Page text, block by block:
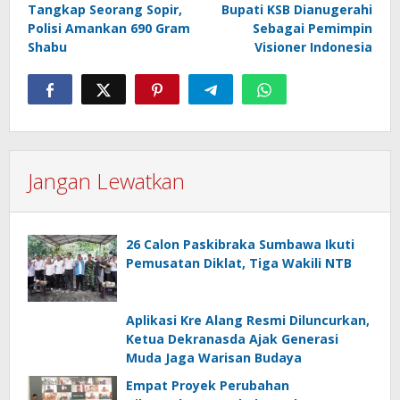
pos
Tangkap Seorang Sopir,
Polisi Amankan 690 Gram
Shabu
Bupati KSB Dianugerahi
Sebagai Pemimpin
Visioner Indonesia
Jangan Lewatkan
26 Calon Paskibraka Sumbawa Ikuti
Pemusatan Diklat, Tiga Wakili NTB
Aplikasi Kre Alang Resmi Diluncurkan,
Ketua Dekranasda Ajak Generasi
Muda Jaga Warisan Budaya
Empat Proyek Perubahan